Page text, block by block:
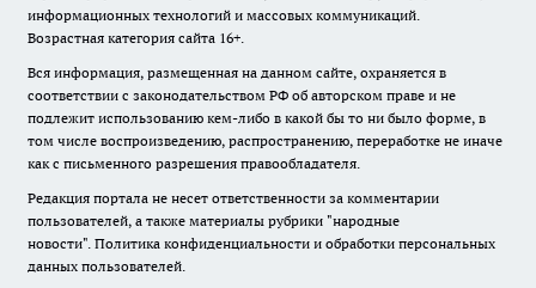
информационных технологий и массовых коммуникаций.
Возрастная категория сайта 16+.
Вся информация, размещенная на данном сайте, охраняется в
соответствии с законодательством РФ об авторском праве и не
подлежит использованию кем-либо в какой бы то ни было форме, в
том числе воспроизведению, распространению, переработке не иначе
как с письменного разрешения правообладателя.
Редакция портала не несет ответственности за комментарии
пользователей, а также материалы рубрики "народные
новости". Политика конфиденциальности и обработки персональных
данных пользователей.